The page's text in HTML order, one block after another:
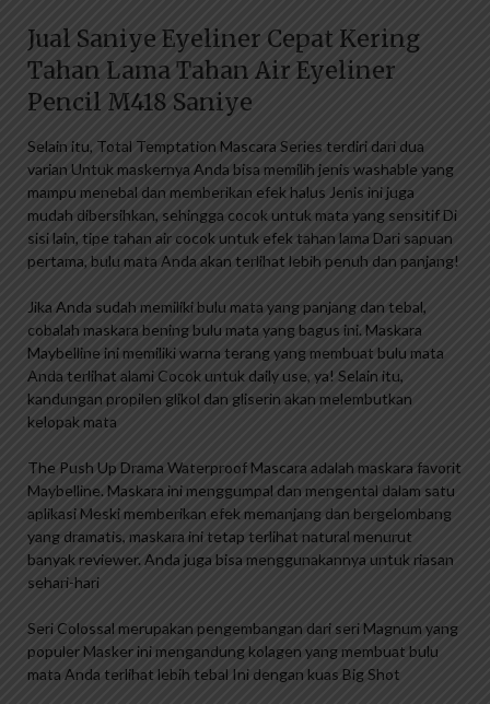
Jual Saniye Eyeliner Cepat Kering
Tahan Lama Tahan Air Eyeliner
Pencil M418 Saniye
Selain itu, Total Temptation Mascara Series terdiri dari dua
varian Untuk maskernya Anda bisa memilih jenis washable yang
mampu menebal dan memberikan efek halus Jenis ini juga
mudah dibersihkan, sehingga cocok untuk mata yang sensitif Di
sisi lain, tipe tahan air cocok untuk efek tahan lama Dari sapuan
pertama, bulu mata Anda akan terlihat lebih penuh dan panjang!
Jika Anda sudah memiliki bulu mata yang panjang dan tebal,
cobalah maskara bening bulu mata yang bagus ini. Maskara
Maybelline ini memiliki warna terang yang membuat bulu mata
Anda terlihat alami Cocok untuk daily use, ya! Selain itu,
kandungan propilen glikol dan gliserin akan melembutkan
kelopak mata
The Push Up Drama Waterproof Mascara adalah maskara favorit
Maybelline. Maskara ini menggumpal dan mengental dalam satu
aplikasi Meski memberikan efek memanjang dan bergelombang
yang dramatis, maskara ini tetap terlihat natural menurut
banyak reviewer. Anda juga bisa menggunakannya untuk riasan
sehari-hari
Seri Colossal merupakan pengembangan dari seri Magnum yang
populer Masker ini mengandung kolagen yang membuat bulu
mata Anda terlihat lebih tebal Ini dengan kuas Big Shot